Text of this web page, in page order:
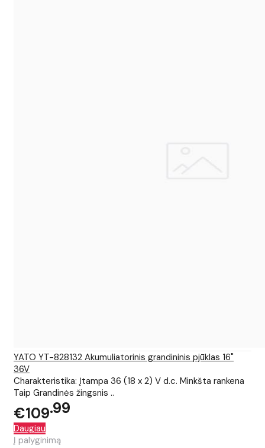
YATO YT-828132 Akumuliatorinis grandininis pjūklas 16"
36V
Charakteristika: Įtampa 36 (18 x 2) V d.c. Minkšta rankena
Taip Grandinės žingsnis ..
€109 99
Daugiau
Į palyginimą